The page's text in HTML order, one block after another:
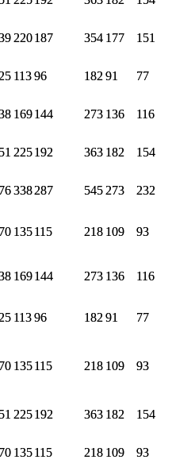
220187 354 177 151
11396 182 91 77
169144 273 136 116
225192 363 182 154
338287 545273
232
135115 218 109 93
169144 273 136 116
11396 182 91
77
135115 218 109 93
225192 363 182 154
135115 218 109 93